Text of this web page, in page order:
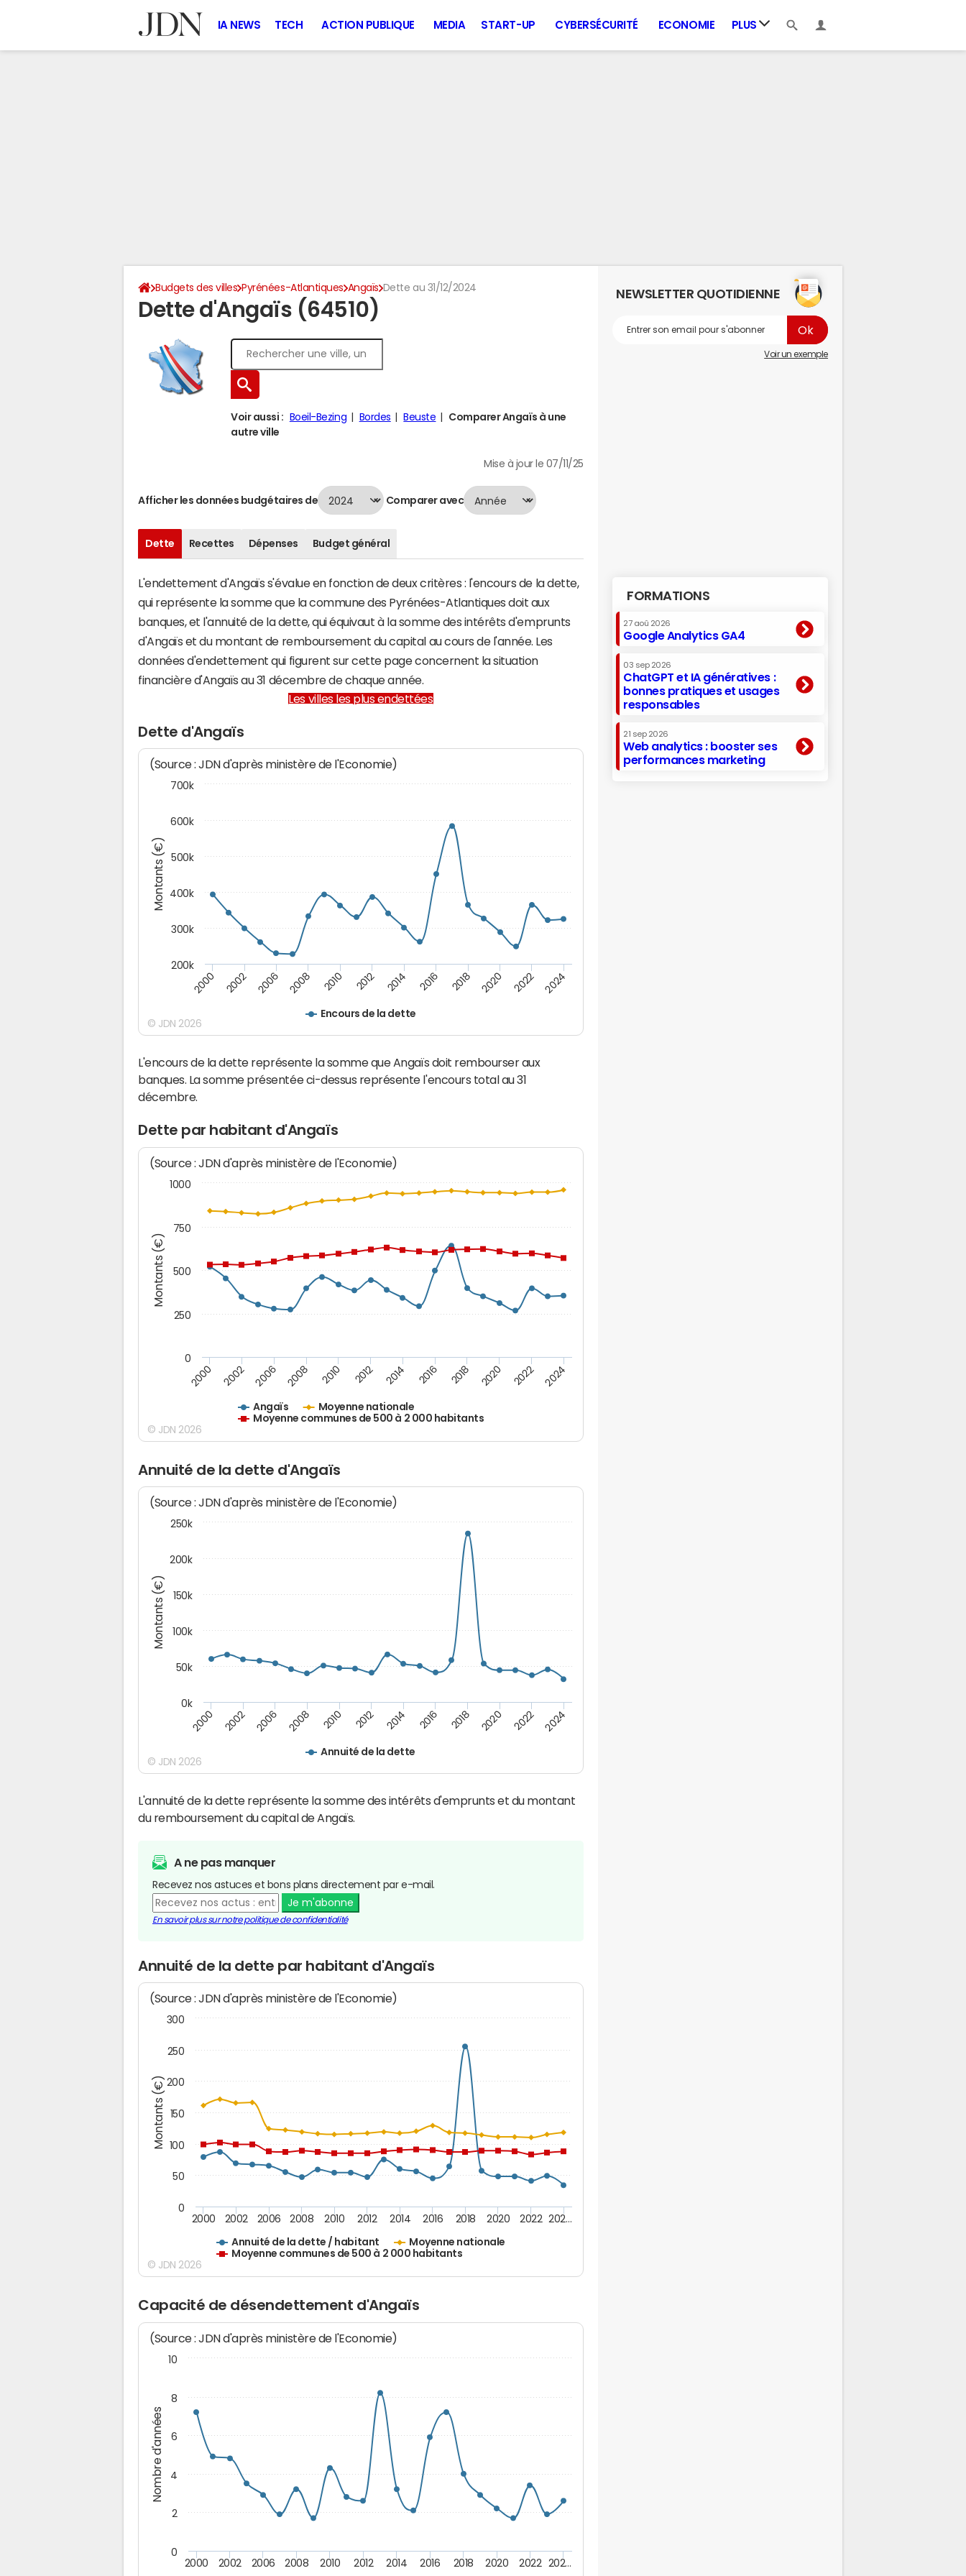
IA NEWS TECH ACTION PUBLIQUE MEDIA START-UP CYBERSÉCURITÉ ECONOMIE PLUS
Budgets des villes Pyrénées-Atlantiques Angaïs Dette au 31/12/2024
Dette d'Angaïs (64510)
Voir aussi : Boeil-Bezing Bordes Beuste
Comparer Angaïs à une
autre ville
Mise à jour le 07/11/25
Afficher les données budgétaires de Comparer avec
Dette Recettes Dépenses Budget général
L'endettement d'Angaïs s'évalue en fonction de deux critères : l'encours de la dette,
qui représente la somme que la commune des Pyrénées-Atlantiques doit aux
banques, et l'annuité de la dette, qui équivaut à la somme des intérêts d'emprunts
d'Angaïs et du montant de remboursement du capital au cours de l'année. Les
données d'endettement qui figurent sur cette page concernent la situation
financière d'Angaïs au 31 décembre de chaque année.
Les villes les plus endettées
Dette d'Angaïs
Montants (€)
(Source : JDN d'après ministère de l'Economie)
Encours de la dette
2000 2002 2006 2008 2010 2012 2014 2016 2018 2020 2022 2024
200k
300k
400k
500k
600k
700k
© JDN 2026
L'encours de la dette représente la somme que Angaïs doit rembourser aux
banques. La somme présentée ci-dessus représente l'encours total au 31
décembre.
Dette par habitant d'Angaïs
Montants (€)
(Source : JDN d'après ministère de l'Economie)
Angaïs
Moyenne nationale
Moyenne communes de 500 à 2 000 habitants
2000 2002 2006 2008 2010 2012 2014 2016 2018 2020 2022 2024
1000
0
250
500
750
© JDN 2026
Annuité de la dette d'Angaïs
Montants (€)
(Source : JDN d'après ministère de l'Economie)
Annuité de la dette
2000 2002 2006 2008 2010 2012 2014 2016 2018 2020 2022 2024
0k
50k
100k
150k
200k
250k
© JDN 2026
L'annuité de la dette représente la somme des intérêts d'emprunts et du montant
du remboursement du capital de Angaïs.
A ne pas manquer
Recevez nos astuces et bons plans directement par e-mail.
Je m'abonne
En savoir plus sur notre politique de confidentialité
Annuité de la dette par habitant d'Angaïs
Montants (€)
(Source : JDN d'après ministère de l'Economie)
Annuité de la dette / habitant
Moyenne nationale
Moyenne communes de 500 à 2 000 habitants
2000 2002 2006 2008 2010 2012 2014 2016 2018 2020 2022 202…
0
50
100
150
200
250
300
© JDN 2026
Capacité de désendettement d'Angaïs
Nombre d'années
(Source : JDN d'après ministère de l'Economie)
2000 2002 2006 2008 2010 2012 2014 2016 2018 2020 2022 202…
0
2
4
6
8
10
NEWSLETTER QUOTIDIENNE
Voir un exemple
FORMATIONS
27 aoû 2026
Google Analytics GA4
03 sep 2026
ChatGPT et IA génératives :
bonnes pratiques et usages
responsables
21 sep 2026
Web analytics : booster ses
performances marketing